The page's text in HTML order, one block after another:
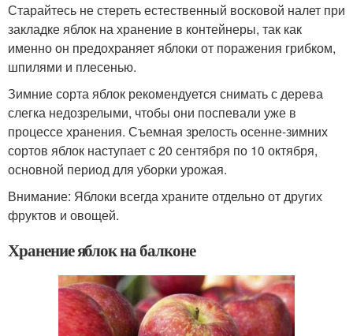
Старайтесь не стереть естественный восковой налет при
закладке яблок на хранение в контейнеры, так как
именно он предохраняет яблоки от поражения грибком,
шпилями и плесенью.
Зимние сорта яблок рекомендуется снимать с дерева
слегка недозрелыми, чтобы они поспевали уже в
процессе хранения. Съемная зрелость осенне-зимних
сортов яблок наступает с 20 сентября по 10 октября,
основной период для уборки урожая.
Внимание: Яблоки всегда храните отдельно от других
фруктов и овощей.
Хранение яблок на балконе